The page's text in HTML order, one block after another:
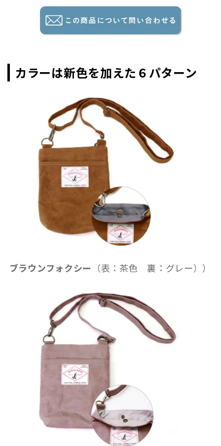
カラーは新色を加えた６パターン
ブラウンフォクシー （表：茶色 裏：グレー））